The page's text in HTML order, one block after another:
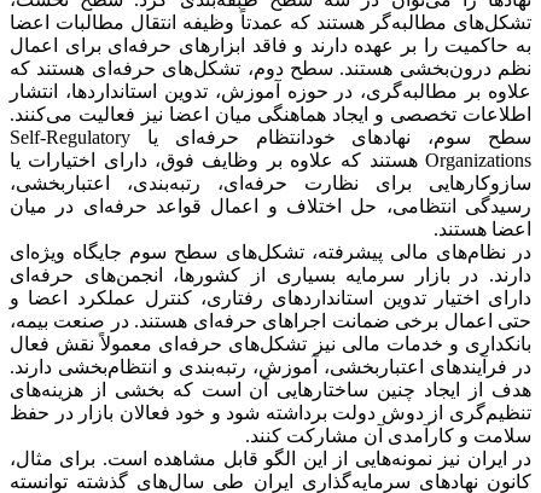
تشکل‌های مطالبه‌گر هستند که عمدتاً وظیفه انتقال مطالبات اعضا
به حاکمیت را بر عهده دارند و فاقد ابزارهای حرفه‌ای برای اعمال
نظم درون‌بخشی هستند. سطح دوم، تشکل‌های حرفه‌ای هستند که
علاوه بر مطالبه‌گری، در حوزه آموزش، تدوین استانداردها، انتشار
اطلاعات تخصصی و ایجاد هماهنگی میان اعضا نیز فعالیت می‌کنند.
سطح سوم، نهادهای خودانتظام حرفه‌ای یا Self-Regulatory
Organizations هستند که علاوه بر وظایف فوق، دارای اختیارات یا
سازوکارهایی برای نظارت حرفه‌ای، رتبه‌بندی، اعتباربخشی،
رسیدگی انتظامی، حل اختلاف و اعمال قواعد حرفه‌ای در میان
اعضا هستند.
در نظام‌های مالی پیشرفته، تشکل‌های سطح سوم جایگاه ویژه‌ای
دارند. در بازار سرمایه بسیاری از کشورها، انجمن‌های حرفه‌ای
دارای اختیار تدوین استانداردهای رفتاری، کنترل عملکرد اعضا و
حتی اعمال برخی ضمانت اجراهای حرفه‌ای هستند. در صنعت بیمه،
بانکداری و خدمات مالی نیز تشکل‌های حرفه‌ای معمولاً نقش فعال
در فرآیندهای اعتباربخشی، آموزش، رتبه‌بندی و انتظام‌بخشی دارند.
هدف از ایجاد چنین ساختارهایی آن است که بخشی از هزینه‌های
تنظیم‌گری از دوش دولت برداشته شود و خود فعالان بازار در حفظ
سلامت و کارآمدی آن مشارکت کنند.
در ایران نیز نمونه‌هایی از این الگو قابل مشاهده است. برای مثال،
کانون نهادهای سرمایه‌گذاری ایران طی سال‌های گذشته توانسته